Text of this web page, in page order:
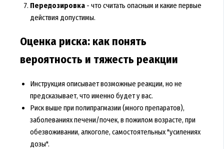
Передозировка- что считать опасным и какие первые
действия допустимы.
Оценка риска: как понять
вероятность и тяжесть реакции
Инструкция описывает возможные реакции, но не
предсказывает, что именно будет у вас.
Риск выше при полипрагмазии (много препаратов),
заболеваниях печени/почек, в пожилом возрасте, при
обезвоживании, алкоголе, самостоятельных "усилениях
дозы".